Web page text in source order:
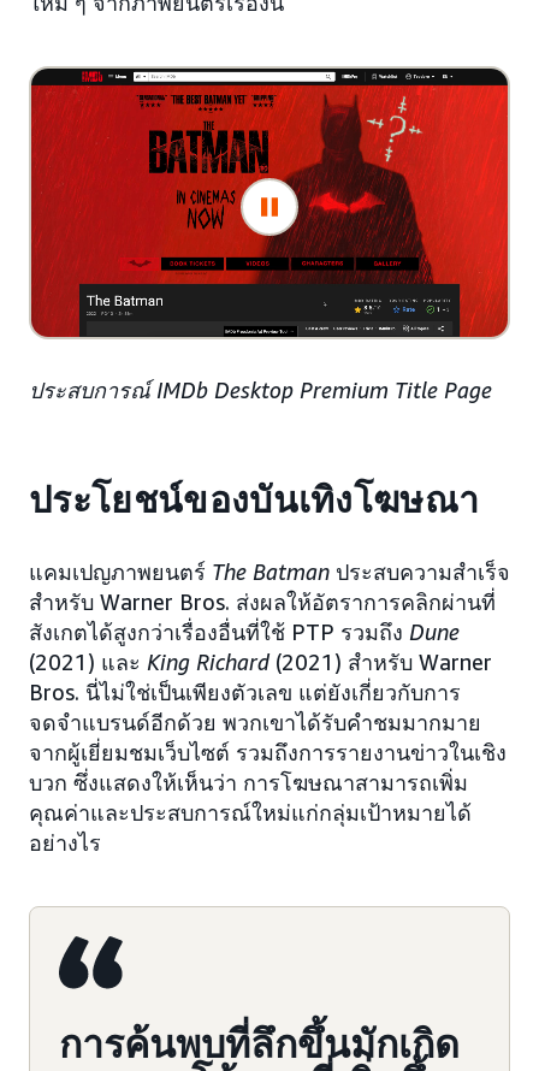
ประสบการณ์ IMDb Desktop Premium Title Page
ประโยชน์ของบันเทิงโฆษณา
แคมเปญภาพยนตร์ The Batman ประสบความสำเร็จ
สำหรับ Warner Bros. ส่งผลให้อัตราการคลิกผ่านที่
สังเกตได้สูงกว่าเรื่องอื่นที่ใช้ PTP รวมถึง Dune
(2021) และ King Richard(2021) สำหรับ Warner
Bros. นี่ไม่ใช่เป็นเพียงตัวเลข แต่ยังเกี่ยวกับการ
จดจำแบรนด์อีกด้วย พวกเขาได้รับคำชมมากมาย
จากผู้เยี่ยมชมเว็บไซต์ รวมถึงการรายงานข่าวในเชิง
บวก ซึ่งแสดงให้เห็นว่า การโฆษณาสามารถเพิ่ม
คุณค่าและประสบการณ์ใหม่แก่กลุ่มเป้าหมายได้
อย่างไร
การค้นพบที่ลึกขึ้นมักเกิด